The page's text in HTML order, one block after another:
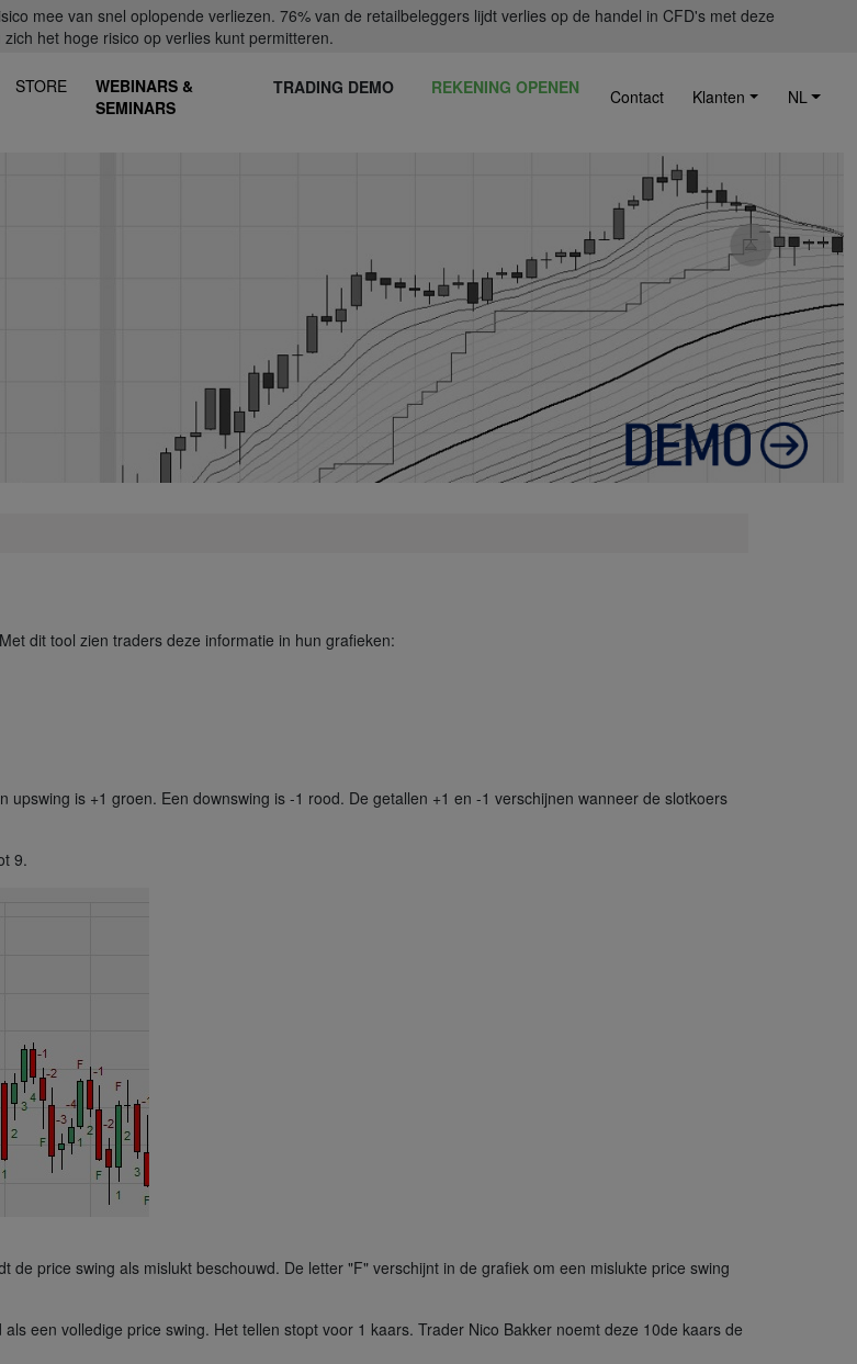
mee van snel oplopende verliezen. 76% van de retailbeleggers lijdt verlies op de handel in CFD's met deze
het hoge risico op verlies kunt permitteren.
STORE
WEBINARS &
SEMINARS
TRADING DEMO REKENING OPENEN Contact Klanten NL
dit tool zien traders deze informatie in hun grafieken:
is +1 groen. Een downswing is -1 rood. De getallen +1 en -1 verschijnen wanneer de slotkoers
9.
price swing als mislukt beschouwd. De letter "F" verschijnt in de grafiek om een mislukte price swing
een volledige price swing. Het tellen stopt voor 1 kaars. Trader Nico Bakker noemt deze 10de kaars de